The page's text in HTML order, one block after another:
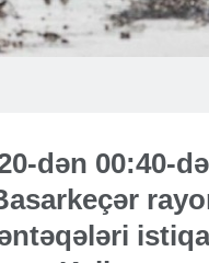
dən 00:40-